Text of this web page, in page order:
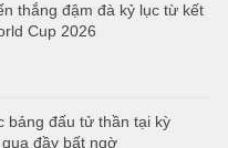
thắng đậm đà kỷ lục từ kết
Cup 2026
bảng đấu tử thần tại kỳ
đầy bất ngờ